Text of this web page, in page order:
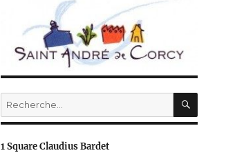
Recherche
pour :
1 Square Claudius Bardet